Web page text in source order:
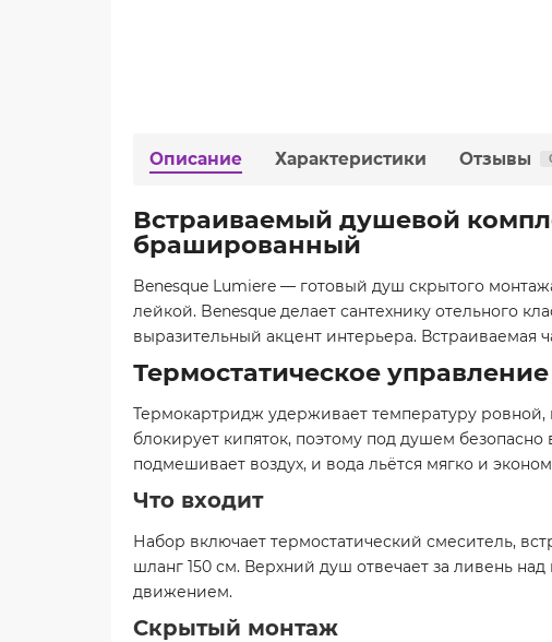
Описание Характеристики Отзывы
Встраиваемый душевой
брашированный
Benesque Lumiere — готовый душ скрытого
лейкой. Benesque делает сантехнику отельного
выразительный акцент интерьера. Встраиваемая
Термостатическое управление
Термокартридж удерживает температуру ровной,
блокирует кипяток, поэтому под душем
подмешивает воздух, и вода льётся мягко и
Что входит
Набор включает термостатический смеситель,
шланг 150 см. Верхний душ отвечает за ливень
движением.
Скрытый монтаж